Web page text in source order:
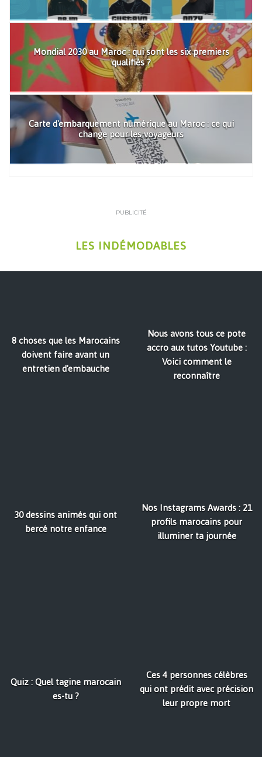
Mondial 2030 au Maroc : qui sont les six premiers
qualifiés ?
Carte d'embarquement numérique au Maroc : ce qui
change pour les voyageurs
PUBLICITÉ
LES INDÉMODABLES
8 choses que les Marocains
doivent faire avant un
entretien d'embauche
Nous avons tous ce pote
accro aux tutos Youtube :
Voici comment le
reconnaître
30 dessins animés qui ont
bercé notre enfance
Nos Instagrams Awards : 21
profils marocains pour
illuminer ta journée
Quiz : Quel tagine marocain
es-tu ?
Ces 4 personnes célèbres
qui ont prédit avec précision
leur propre mort